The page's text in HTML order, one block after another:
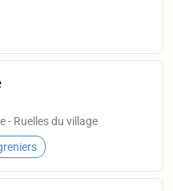
- Ruelles du village